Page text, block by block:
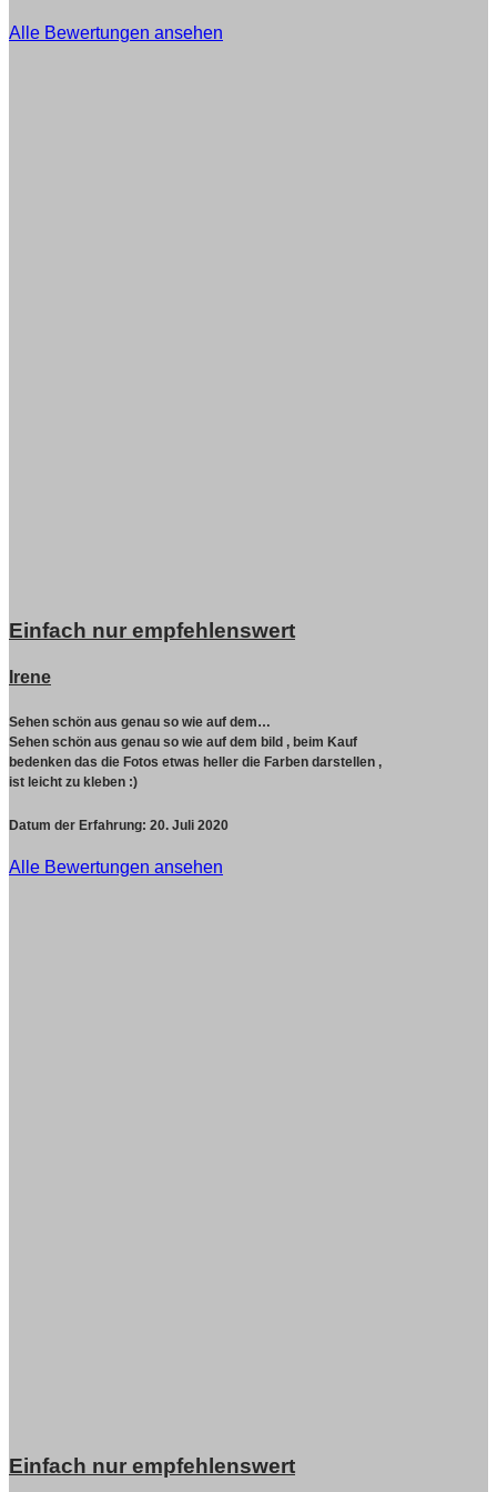
Alle Bewertungen ansehen
Einfach nur empfehlenswert
Irene
Sehen schön aus genau so wie auf dem…
Sehen schön aus genau so wie auf dem bild , beim Kauf
bedenken das die Fotos etwas heller die Farben darstellen ,
ist leicht zu kleben :)
Datum der Erfahrung: 20. Juli 2020
Alle Bewertungen ansehen
Einfach nur empfehlenswert